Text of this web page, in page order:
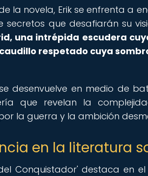
la novela, Erik se enfrenta a
secretos que desafiarán su
una intrépida escudera
respetado cuya
desenvuelve en medio de
que revelan la
la guerra y la ambición
en la literatura
Conquistador' destaca en